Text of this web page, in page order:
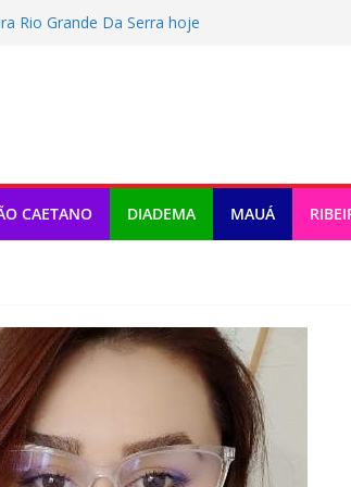
Rio Grande Da Serra hoje
Terceira Idade 2026
tem atividades em Santo André
criação da lei do Pix Pensão
CAETANO DIADEMA MAUÁ